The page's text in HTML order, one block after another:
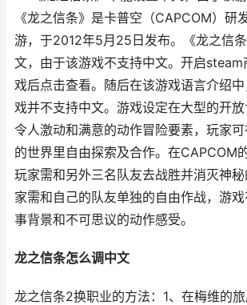
《龙之信条》是卡普空（CAPCOM）研
游，于2012年5月25日发布。《龙之信
文，由于该游戏不支持中文。开启steam
戏后点击查看。随后在该游戏语言介绍
戏并不支持中文。游戏设定在大型的开
令人激动和满意的动作冒险要素，玩家
的世界里自由探索及合作。在CAPCOM
玩家需和另外三名队友去战胜并消灭神
家需和自己的队友单独的自由作战，游
事背景和不可思议的动作感受。
龙之信条怎么调中文
龙之信条2换职业的方法：1、在梅维的